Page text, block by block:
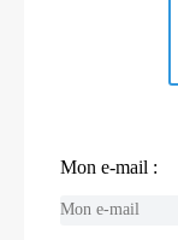
Mon e-mail :